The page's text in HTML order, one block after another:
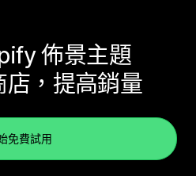
佈景主題
店，提高銷量
免費試用